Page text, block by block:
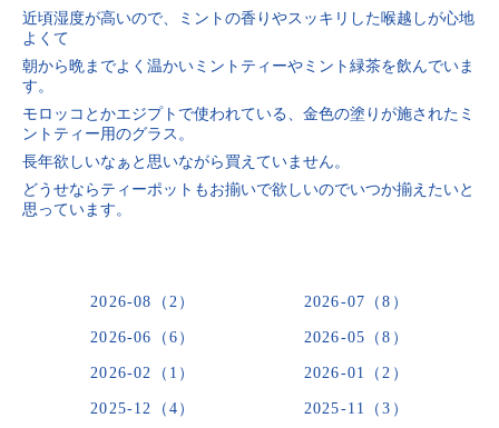
近頃湿度が高いので、ミントの香りやスッキリした喉越しが心地
よくて
朝から晩までよく温かいミントティーやミント緑茶を飲んでいま
す。
モロッコとかエジプトで使われている、金色の塗りが施されたミ
ントティー用のグラス。
長年欲しいなぁと思いながら買えていません。
どうせならティーポットもお揃いで欲しいのでいつか揃えたいと
思っています。
2026-08（2） 2026-07（8）
2026-06（6） 2026-05（8）
2026-02（1） 2026-01（2）
2025-12（4） 2025-11（3）